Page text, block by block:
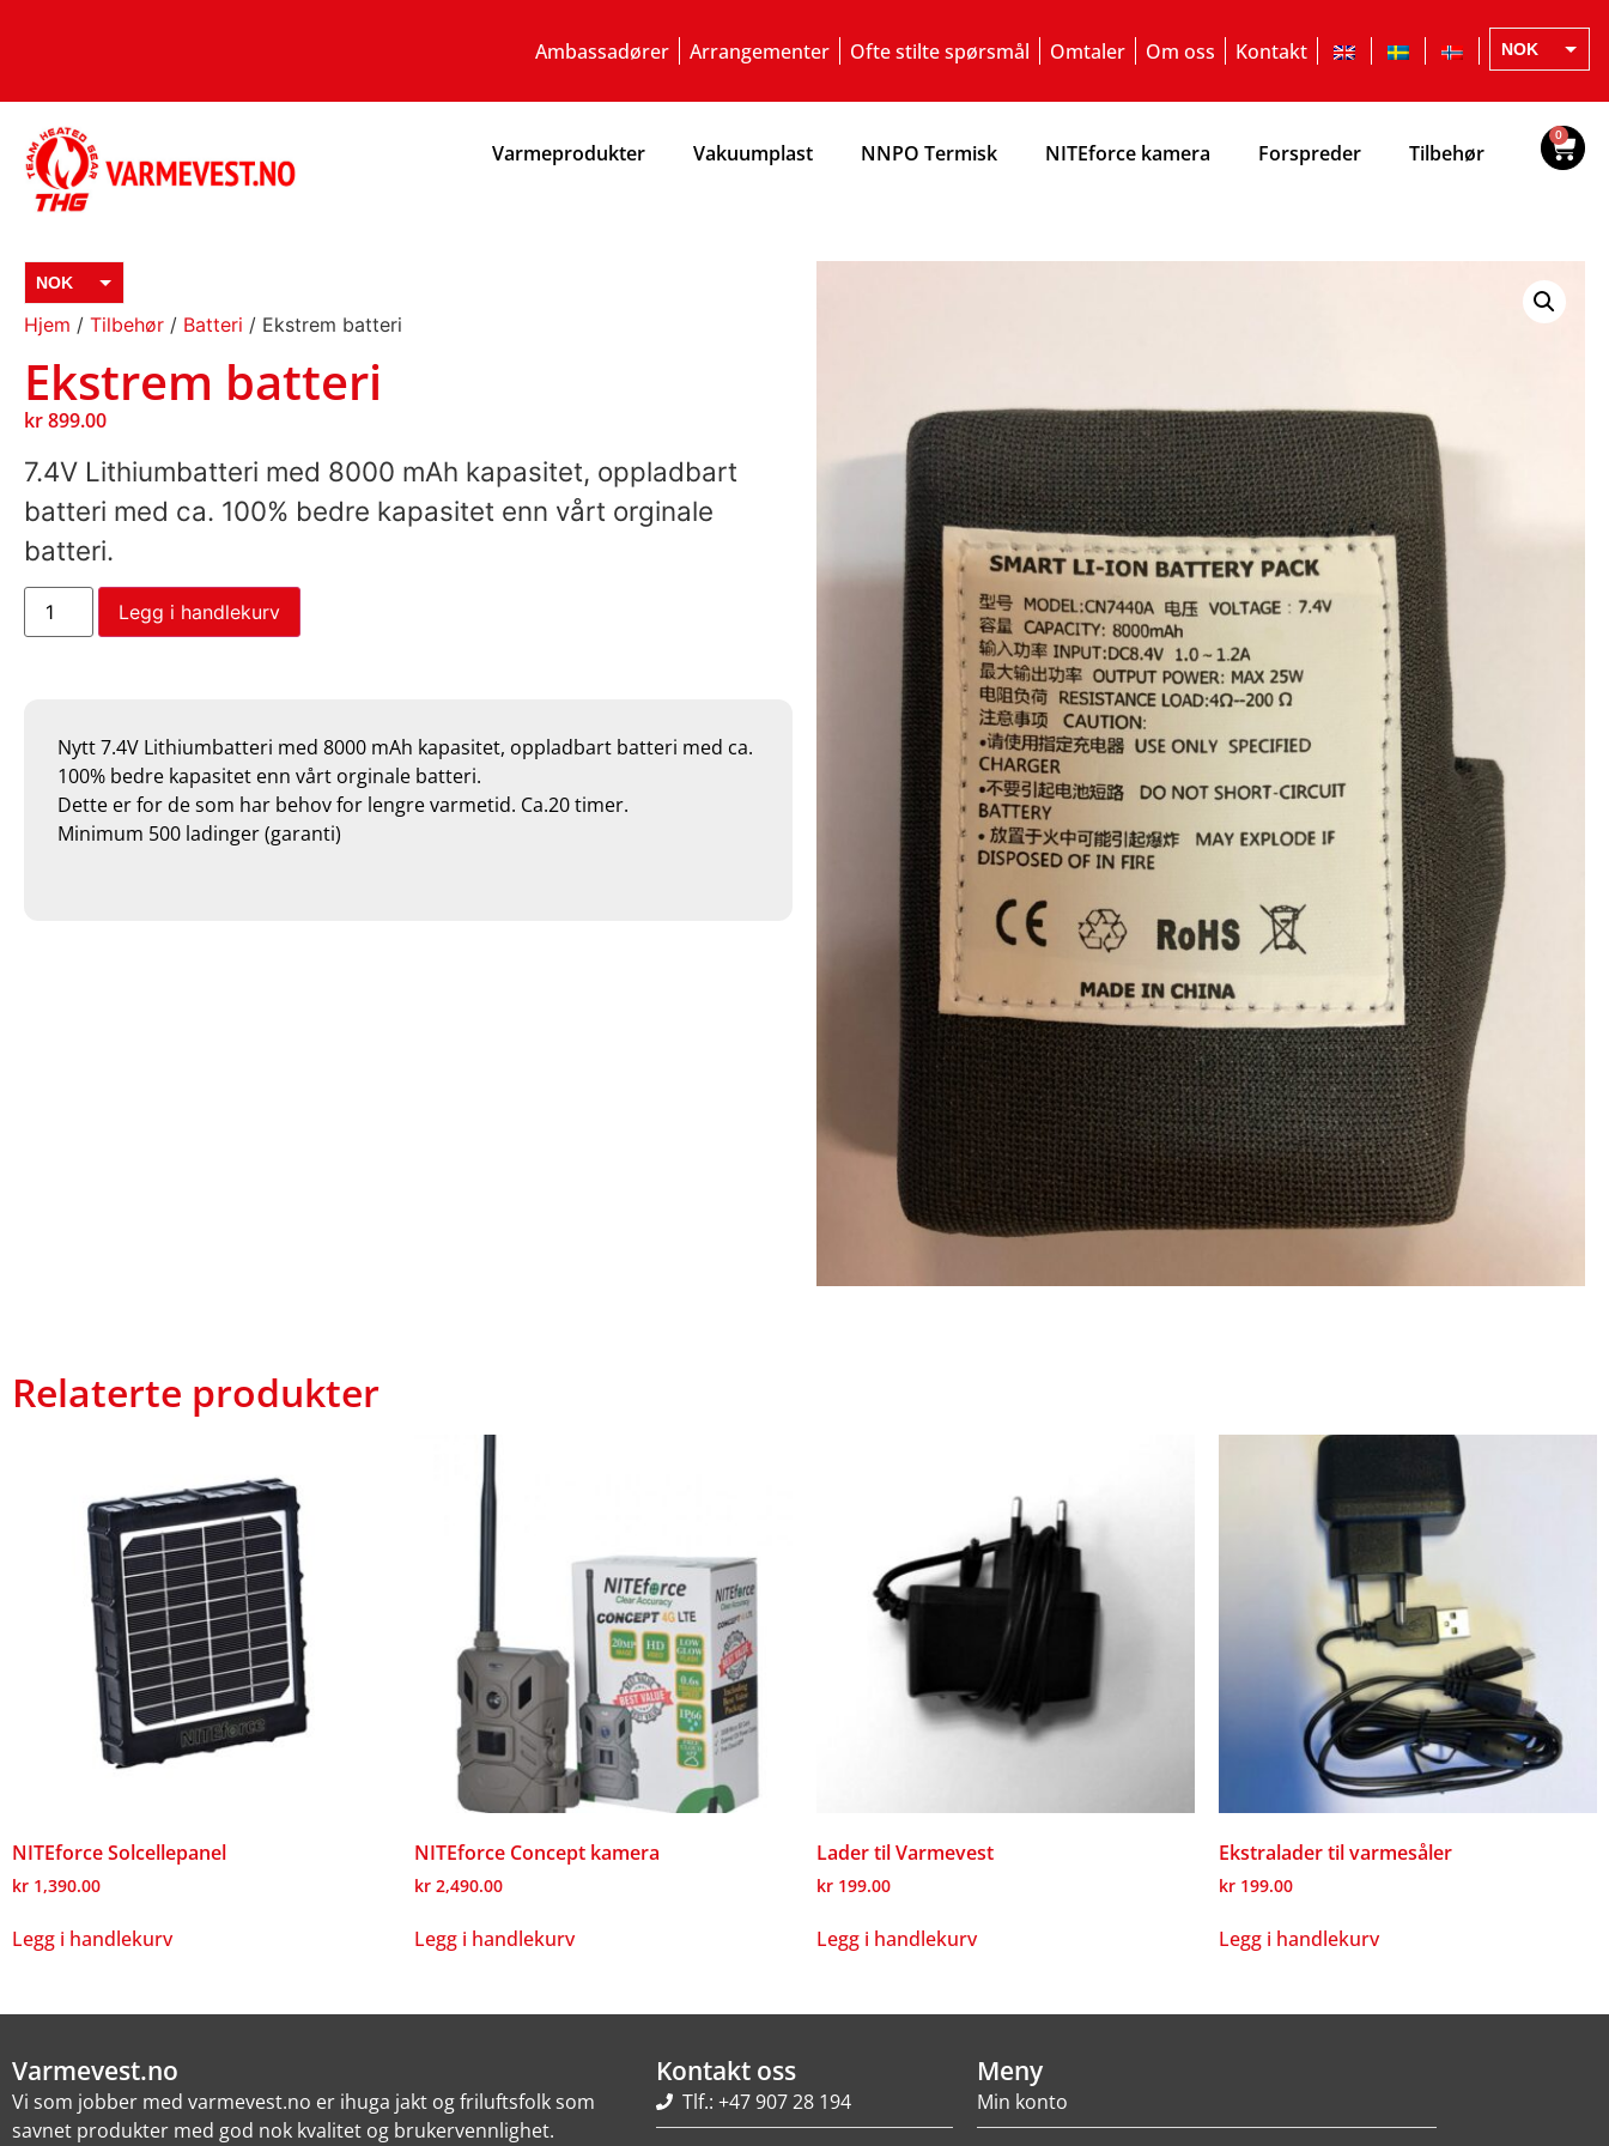
Ambassadører Arrangementer Ofte stilte spørsmål Omtaler Om oss Kontakt NOK
Varmeprodukter Vakuumplast NNPO Termisk NITEforce kamera Forspreder Tilbehør
0
NOK
EUR
SEK
Hjem / Tilbehør / Batteri / Ekstrem batteri
Ekstrem batteri
kr899.00
7.4V Lithiumbatteri med 8000 mAh kapasitet, oppladbart
batteri med ca. 100% bedre kapasitet enn vårt orginale
batteri.
Legg i handlekurv
Nytt 7.4V Lithiumbatteri med 8000 mAh kapasitet, oppladbart batteri med ca.
100% bedre kapasitet enn vårt orginale batteri.
Dette er for de som har behov for lengre varmetid. Ca.20 timer.
Minimum 500 ladinger (garanti)
Relaterte produkter
NITEforce Solcellepanel
kr 1,390.00
Legg i handlekurv
NITEforce Concept kamera
kr 2,490.00
Legg i handlekurv
Lader til Varmevest
kr 199.00
Legg i handlekurv
Ekstralader til varmesåler
kr 199.00
Legg i handlekurv
Varmevest.no
Vi som jobber med varmevest.no er ihuga jakt og friluftsfolk som
savnet produkter med god nok kvalitet og brukervennlighet.
Kontakt oss
Tlf.: +47 907 28 194
Meny
Min konto